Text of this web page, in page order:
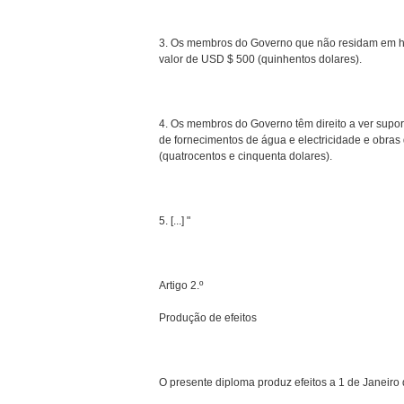
3. Os membros do Governo que não residam
valor de USD $ 500 (quinhentos dolares).
4. Os membros do Governo têm direito a ver
de fornecimentos de água e electricidade e
(quatrocentos e cinquenta dolares).
5. [...] "
Artigo 2.º
Produção de efeitos
O presente diploma produz efeitos a 1 de Janeiro